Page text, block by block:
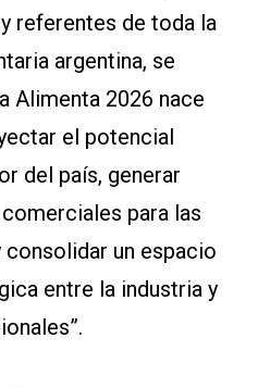
referentes de toda la
argentina, se
Alimenta 2026 nace
el potencial
del país, generar
para las
consolidar un espacio
entre la industria y